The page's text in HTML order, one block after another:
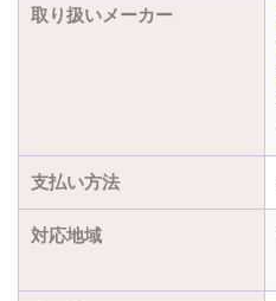
取り扱いメーカー
支払い方法
対応地域